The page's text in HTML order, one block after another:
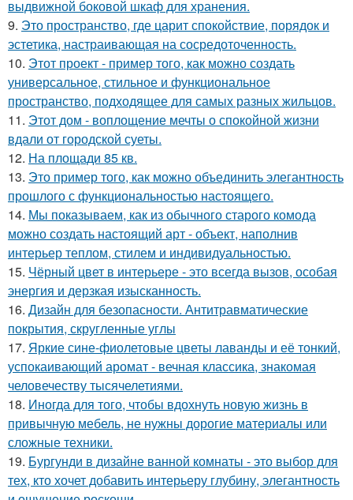
выдвижной боковой шкаф для хранения.
9. Это пространство, где царит спокойствие, порядок и
эстетика, настраивающая на сосредоточенность.
10. Этот проект - пример того, как можно создать
универсальное, стильное и функциональное
пространство, подходящее для самых разных жильцов.
11. Этот дом - воплощение мечты о спокойной жизни
вдали от городской суеты.
12. На площади 85 кв.
13. Это пример того, как можно объединить элегантность
прошлого с функциональностью настоящего.
14. Мы показываем, как из обычного старого комода
можно создать настоящий арт - объект, наполнив
интерьер теплом, стилем и индивидуальностью.
15. Чёрный цвет в интерьере - это всегда вызов, особая
энергия и дерзкая изысканность.
16. Дизайн для безопасности. Антитравматические
покрытия, скругленные углы
17. Яркие сине-фиолетовые цветы лаванды и её тонкий,
успокаивающий аромат - вечная классика, знакомая
человечеству тысячелетиями.
18. Иногда для того, чтобы вдохнуть новую жизнь в
привычную мебель, не нужны дорогие материалы или
сложные техники.
19. Бургунди в дизайне ванной комнаты - это выбор для
тех, кто хочет добавить интерьеру глубину, элегантность